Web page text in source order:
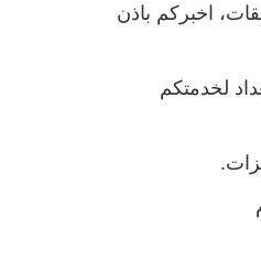
اخبركم باذن
لخدمتكم